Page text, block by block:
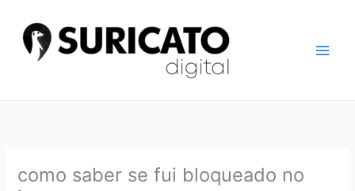
conteúdo
como saber se fui bloqueado no